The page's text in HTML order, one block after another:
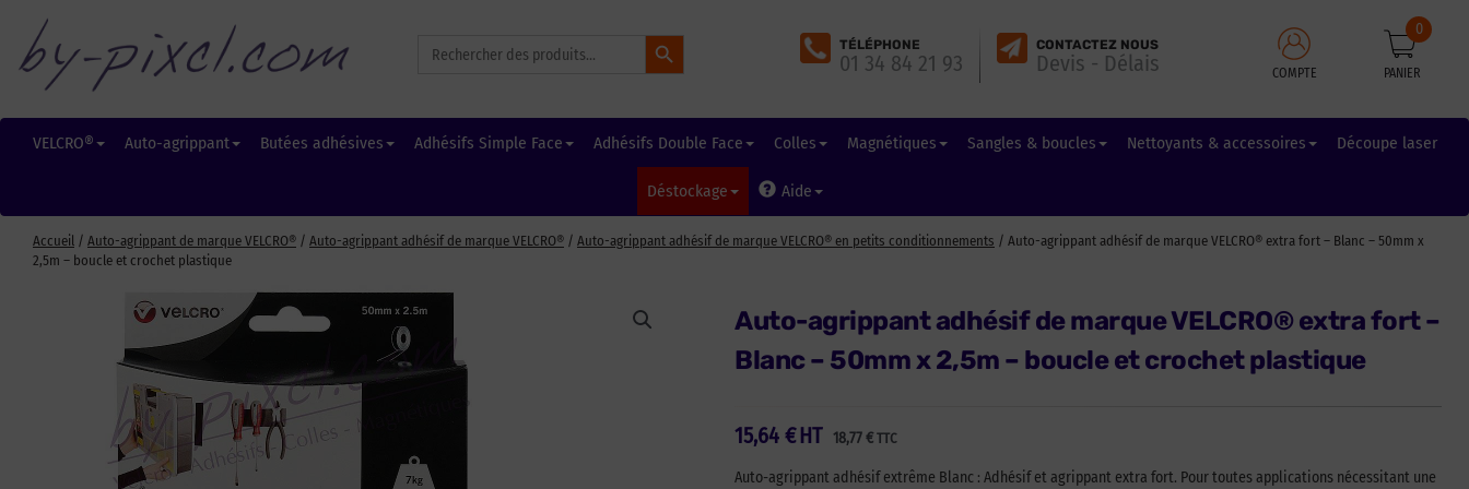
for:
Search Button
TÉLÉPHONE
01 34 84 21 93
CONTACTEZ NOUS
Devis - Délais COMPTE PANIER
0
VELCRO® Auto-agrippant Butées adhésives Adhésifs Simple Face Adhésifs Double Face Colles Magnétiques Sangles & boucles Nettoyants & accessoires Découpe laser
Déstockage Aide
Accueil / Auto-agrippant de marque VELCRO® / Auto-agrippant adhésif de marque VELCRO® / Auto-agrippant adhésif de marque VELCRO® en petits conditionnements / Auto-agrippant adhésif de marque VELCRO® extra fort – Blanc – 50mm x
2,5m – boucle et crochet plastique
Auto-agrippant adhésif de marque VELCRO® extra fort –
Blanc – 50mm x 2,5m – boucle et crochet plastique
15,64 € 18,77€ TTC
HT
Auto-agrippant adhésif extrême Blanc : Adhésif et agrippant extra fort. Pour toutes applications nécessitant une